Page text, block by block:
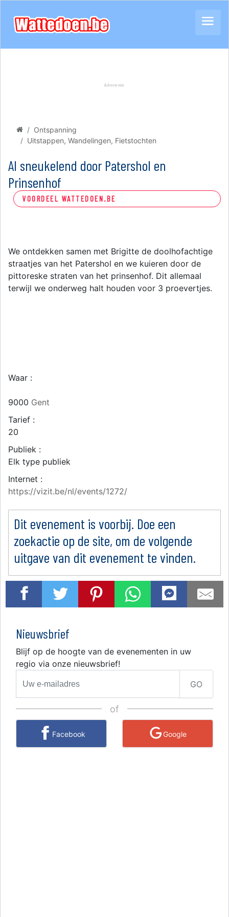
Ontspanning
Uitstappen, Wandelingen, Fietstochten
Al sneukelend door Patershol en
Prinsenhof
VOORDEEL WATTEDOEN.BE
We ontdekken samen met Brigitte de doolhofachtige
straatjes van het Patershol en we kuieren door de
pittoreske straten van het prinsenhof. Dit allemaal
terwijl we onderweg halt houden voor 3 proevertjes.
Waar :
9000 Gent
Tarief :
20
Publiek :
Elk type publiek
Internet :
https://vizit.be/nl/events/1272/
Dit evenement is voorbij. Doe een
zoekactie op de site, om de volgende
uitgave van dit evenement te vinden.
Nieuwsbrief
Blijf op de hoogte van de evenementen in uw
regio via onze nieuwsbrief!
GO
of
Facebook Google